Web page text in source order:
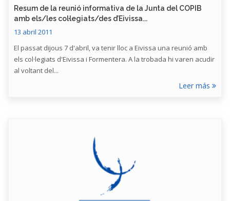
Resum de la reunió informativa de la Junta del COPIB
amb els/les col·legiats/des d’Eivissa...
13 abril 2011
El passat dijous 7 d'abril, va tenir lloc a Eivissa una reunió amb
els col·legiats d'Eivissa i Formentera. A la trobada hi varen acudir
al voltant del...
Leer más